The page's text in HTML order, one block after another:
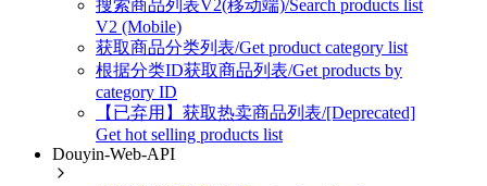
搜索商品列表V2(移动端)/Search products list
V2 (Mobile)
获取商品分类列表/Get product category list
根据分类ID获取商品列表/Get products by
category ID
【已弃用】获取热卖商品列表/[Deprecated]
Get hot selling products list
Douyin-Web-API